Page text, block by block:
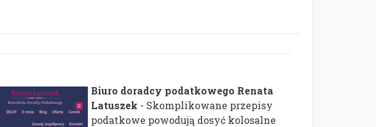
Biuro doradcy podatkowego Renata
Latuszek - Skomplikowane przepisy
podatkowe powodują dosyć kolosalne